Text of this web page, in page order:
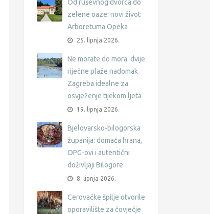
Od ruševnog dvorca do
zelene oaze: novi život
Arboretuma Opeka
25. lipnja 2026.
Ne morate do mora: dvije
riječne plaže nadomak
Zagreba idealne za
osvježenje tijekom ljeta
19. lipnja 2026.
Bjelovarsko-bilogorska
županija: domaća hrana,
OPG-ovi i autentični
doživljaji Bilogore
8. lipnja 2026.
Cerovačke špilje otvorile
oporavilište za čovječje